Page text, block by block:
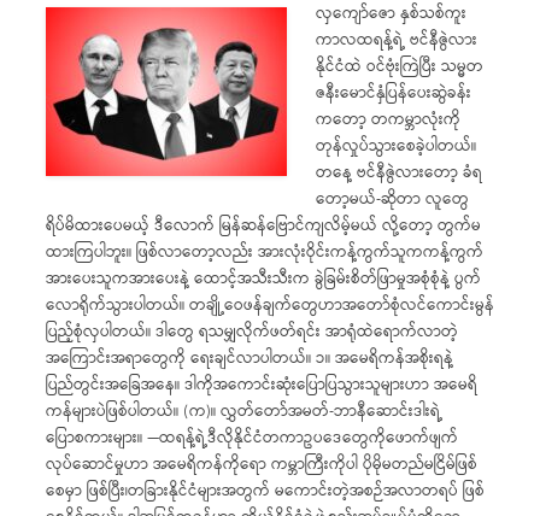
လှကျော်ဇော နှစ်သစ်ကူး
ကာလထရန့်ရဲ့ ဗင်နီဇွဲလား
နိုင်ငံထဲ ဝင်ဗုံးကြဲပြီး သမ္မတ
ဇနီးမောင်နှံပြန်ပေးဆွဲခန်း
ကတော့ တကမ္ဘာလုံးကို
တုန်လှုပ်သွားစေခဲ့ပါတယ်။
တနေ့ ဗင်နီဇွဲလားတော့ ခံရ
တော့မယ်-ဆိုတာ လူတွေ
ရိပ်မိထားပေမယ့် ဒီလောက် မြန်ဆန်ဗြောင်ကျလိမ့်မယ် လို့တော့ တွက်မ
ထားကြပါဘူး။ ဖြစ်လာတော့လည်း အားလုံးဝိုင်းကန့်ကွက်သူကကန့်ကွက်
အားပေးသူကအားပေးနဲ့ ထောင့်အသီးသီးက ခွဲခြမ်းစိတ်ဖြာမှုအစုံစုံနဲ့ ပွက်
လောရိုက်သွားပါတယ်။ တချို့ဝေဖန်ချက်တွေဟာအတော်စုံလင်ကောင်းမွန်
ပြည့်စုံလှပါတယ်။ ဒါတွေ ရသမျှလိုက်ဖတ်ရင်း အာရုံထဲရောက်လာတဲ့
အကြောင်းအရာတွေကို ရေးချင်လာပါတယ်။ ၁။ အမေရိကန်အစိုးရနဲ့
ပြည်တွင်းအခြေအနေ။ ဒါကိုအကောင်းဆုံးပြောပြသွားသူများဟာ အမေရိ
ကန်များပဲဖြစ်ပါတယ်။ (က)။ လွှတ်တော်အမတ်-ဘာနီဆောင်းဒါးရဲ့
ပြောစကားများ။ —ထရန့်ရဲ့ဒီလိုနိုင်ငံတကာဥပဒေတွေကိုဖောက်ဖျက်
လုပ်ဆောင်မှုဟာ အမေရိကန်ကိုရော ကမ္ဘာကြီးကိုပါ ပိုမိုမတည်မငြိမ်ဖြစ်
စေမှာ ဖြစ်ပြီး၊တခြားနိုင်ငံများအတွက် မကောင်းတဲ့အစဉ်အလာတရပ် ဖြစ်